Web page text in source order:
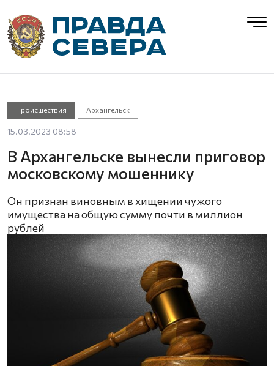
Происшествия Архангельск
15.03.2023 08:58
В Архангельске вынесли приговор
московскому мошеннику
Он признан виновным в хищении чужого
имущества на общую сумму почти в миллион
рублей